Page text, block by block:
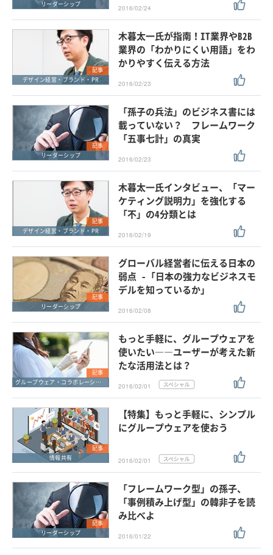
リーダーシップ
2016/02/24
記事
デザイン経営・ブランド・PR
木暮太一氏が指南！IT業界やB2B
業界の「わかりにくい用語」をわ
かりやすく伝える方法
2016/02/23
記事
リーダーシップ
「孫子の兵法」のビジネス書には
載っていない？ フレームワーク
「五事七計」の真実
2016/02/23
記事
デザイン経営・ブランド・PR
木暮太一氏インタビュー、「マー
ケティング説明力」を強化する
「不」の4分類とは
2016/02/19
記事
リーダーシップ
グローバル経営者に伝える日本の
弱点 -「日本の強力なビジネスモ
デルを知っているか」
2016/02/08
記事
グループウェア・コラボレーション
もっと手軽に、グループウェアを
使いたい――ユーザーが考えた新
たな活用法とは？
2016/02/01
記事
情報共有
【特集】もっと手軽に、シンプル
にグループウェアを使おう
2016/02/01
記事
リーダーシップ
「フレームワーク型」の孫子、
「事例積み上げ型」の韓非子を読
み比べよ
2016/01/22